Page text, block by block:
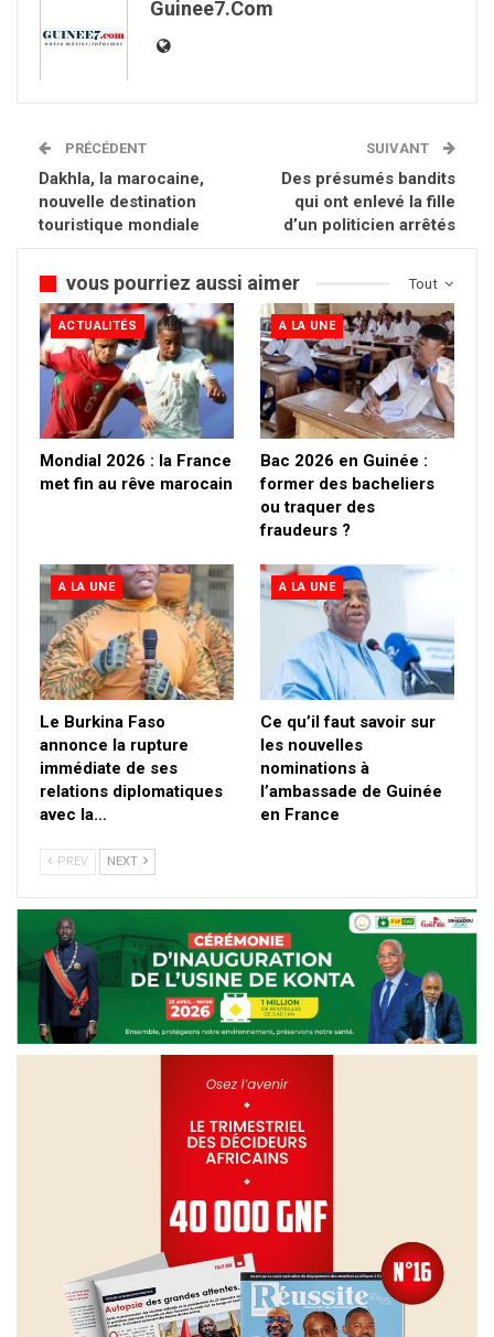
Guinee7.com
PRÉCÉDENT
Dakhla, la marocaine,
nouvelle destination
touristique mondiale
SUIVANT
Des présumés bandits
qui ont enlevé la fille
d’un politicien arrêtés
Tout
vous pourriez aussi aimer
ACTUALITÉS
Mondial 2026 : la France
met fin au rêve marocain
A LA UNE
Bac 2026 en Guinée :
former des bacheliers
ou traquer des
fraudeurs ?
A LA UNE
Le Burkina Faso
annonce la rupture
immédiate de ses
relations diplomatiques
avec la…
A LA UNE
Ce qu’il faut savoir sur
les nouvelles
nominations à
l’ambassade de Guinée
en France
PREV NEXT